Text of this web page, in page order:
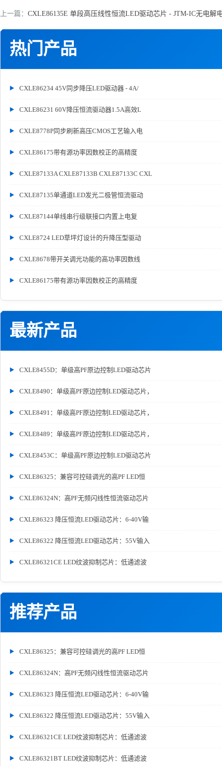
热门产品
CXLE86234 45V同步降压LED驱动器 - 4A/
CXLE86231 60V降压恒流驱动器1.5A高效L
CXLE8778P同步刷新高压CMOS工艺输入电
CXLE86175带有源功率因数校正的高精度
CXLE87133A CXLE87133B CXLE87133C CXL
CXLE87135单通道LED发光二极管恒流驱动
CXLE87144单线串行级联接口内置上电复
CXLE8724 LED草坪灯设计的升降压型驱动
CXLE8678带开关调光功能的高功率因数线
CXLE86175带有源功率因数校正的高精度
最新产品
CXLE8455D：单级高PF原边控制LED驱动芯片
CXLE8490：单级高PF原边控制LED驱动芯片，
CXLE8491：单级高PF原边控制LED驱动芯片，
CXLE8489：单级高PF原边控制LED驱动芯片，
CXLE8453C：单级高PF原边控制LED驱动芯片
CXLE86325：兼容可控硅调光的高PF LED恒
CXLE86324N：高PF无频闪线性恒流驱动芯片
CXLE86323 降压恒流LED驱动芯片：6-40V输
CXLE86322 降压恒流LED驱动芯片：55V输入
CXLE86321CE LED纹波抑制芯片：低通滤波
推荐产品
CXLE86325：兼容可控硅调光的高PF LED恒
CXLE86324N：高PF无频闪线性恒流驱动芯片
CXLE86323 降压恒流LED驱动芯片：6-40V输
CXLE86322 降压恒流LED驱动芯片：55V输入
CXLE86321CE LED纹波抑制芯片：低通滤波
CXLE86321BT LED纹波抑制芯片：低通滤波
上一篇： CXLE86135E 单段高压线性恒流LED驱动芯片 - JTM-IC无电解